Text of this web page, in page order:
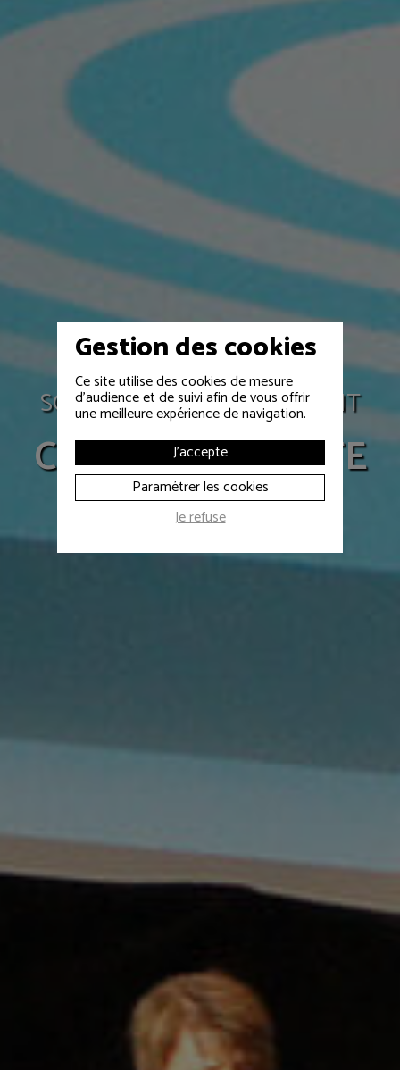
SONORISATION D'ÉVÉNEMENT
Colloque LA POSTE
Gestion des cookies
Ce site utilise des cookies de mesure
d'audience et de suivi afin de vous offrir
une meilleure expérience de navigation.
J'accepte
Paramétrer les cookies
Je refuse